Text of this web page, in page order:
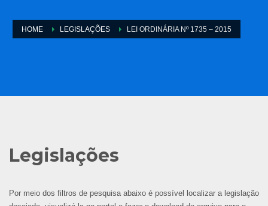
HOME LEGISLAÇÕES LEI ORDINÁRIA Nº 1735 – 2015
Legislações
Por meio dos filtros de pesquisa abaixo é possível localizar a legislação